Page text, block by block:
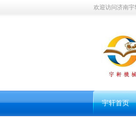
欢迎访问济南宇
宇轩首页